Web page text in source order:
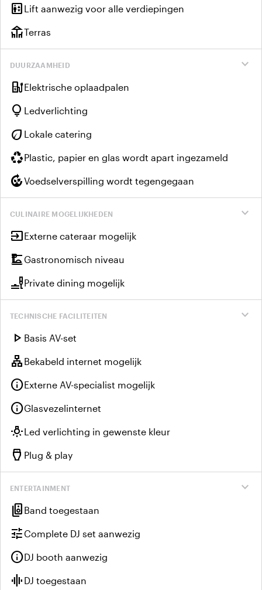
elevator Lift aanwezig voor alle verdiepingen
deckTerras
expand_more
DUURZAAMHEID
ev_chargerElektrische oplaadpalen
lightbulb Ledverlichting
eco Lokale catering
recyclingPlastic, papier en glas wordt apart ingezameld
compostVoedselverspilling wordt tegengegaan
expand_more
CULINAIRE MOGELIJKHEDEN
inputExterne cateraar mogelijk
dinner_diningGastronomisch niveau
brunch_diningPrivate dining mogelijk
expand_more
TECHNISCHE FACILITEITEN
play_arrow Basis AV-set
lan Bekabeld internet mogelijk
infoExterne AV-specialist mogelijk
infoGlasvezelinternet
wb_incandescentLed verlichting in gewenste kleur
settings_input_hdmi Plug & play
expand_more
ENTERTAINMENT
speaker_group Band toegestaan
tuneComplete DJ set aanwezig
infoDJ booth aanwezig
graphic_eq DJ toegestaan